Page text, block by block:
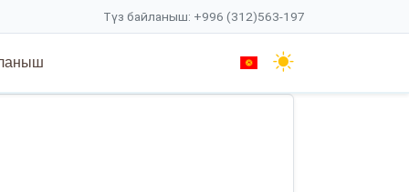
Түз байланыш: +996 (312)563-197